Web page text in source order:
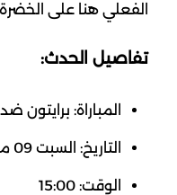
الفعلي هنا على
تفاصيل الحدث:
المباراة: برايتون
التاريخ: السبت 09 مايو 2026
الوقت: 15:00